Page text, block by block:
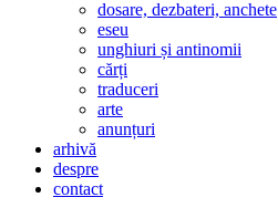
dosare, dezbateri, anchete
eseu
unghiuri și antinomii
cărți
traduceri
arte
anunțuri
arhivă
despre
contact